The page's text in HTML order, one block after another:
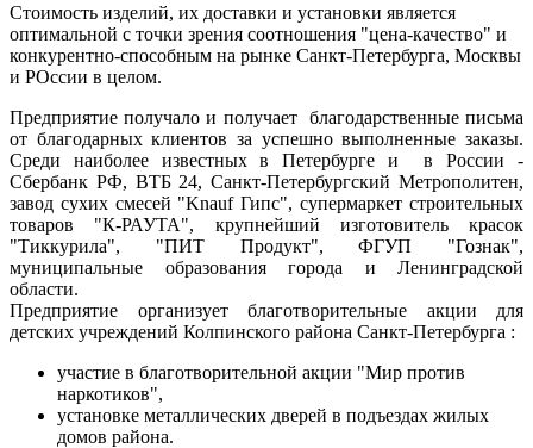
Стоимость изделий, их доставки и установки является
оптимальной с точки зрения соотношения "цена-качество" и
конкурентно-способным на рынке Санкт-Петербурга, Москвы
и РОссии в целом.
Предприятие получало и получает благодарственные письма
от благодарных клиентов за успешно выполненные заказы.
Среди наиболее известных в Петербурге и в России -
Сбербанк РФ, ВТБ 24, Санкт-Петербургский Метрополитен,
завод сухих смесей "Knauf Гипс", супермаркет строительных
товаров "К-РАУТА", крупнейший изготовитель красок
"Тиккурила", "ПИТ Продукт", ФГУП "Гознак",
муниципальные образования города и Ленинградской
области.
Предприятие организует благотворительные акции для
детских учреждений Колпинского района Санкт-Петербурга :
участие в благотворительной акции "Мир против
наркотиков",
установке металлических дверей в подъездах жилых
домов района.